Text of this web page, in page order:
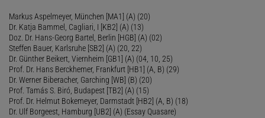
Markus Aspelmeyer, München [MA1] (A) (20)
Dr. Katja Bammel, Cagliari, I [KB2] (A) (13)
Doz. Dr. Hans-Georg Bartel, Berlin [HGB] (A) (02)
Steffen Bauer, Karlsruhe [SB2] (A) (20, 22)
Dr. Günther Beikert, Viernheim [GB1] (A) (04, 10, 25)
Prof. Dr. Hans Berckhemer, Frankfurt [HB1] (A, B) (29)
Dr. Werner Biberacher, Garching [WB] (B) (20)
Prof. Tamás S. Biró, Budapest [TB2] (A) (15)
Prof. Dr. Helmut Bokemeyer, Darmstadt [HB2] (A, B) (18)
Dr. Ulf Borgeest, Hamburg [UB2] (A) (Essay Quasare)